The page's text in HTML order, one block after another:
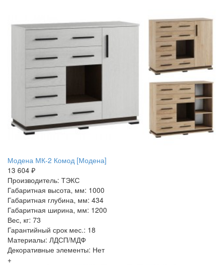
Модена МК-2 Комод [Модена]
13 604 ₽
Производитель: ТЭКС
Габаритная высота, мм: 1000
Габаритная глубина, мм: 434
Габаритная ширина, мм: 1200
Вес, кг: 73
Гарантийный срок мес.: 18
Материалы: ЛДСП/МДФ
Декоративные элементы: Нет
+